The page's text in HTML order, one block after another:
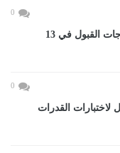
0
تنسيق الثانوى العام 2027.. اعرف درجات القبول في 13
0
التسجيل لاختبارات القدرات